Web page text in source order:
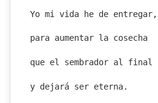
Yo mi vida he de entregar,
para aumentar la cosecha
que el sembrador al final
y dejará ser eterna.